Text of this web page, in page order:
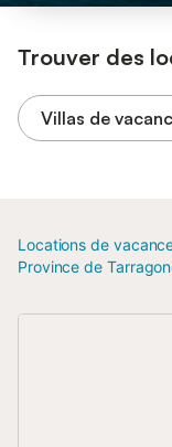
Trouver des
Villas de
Locations de
Province de